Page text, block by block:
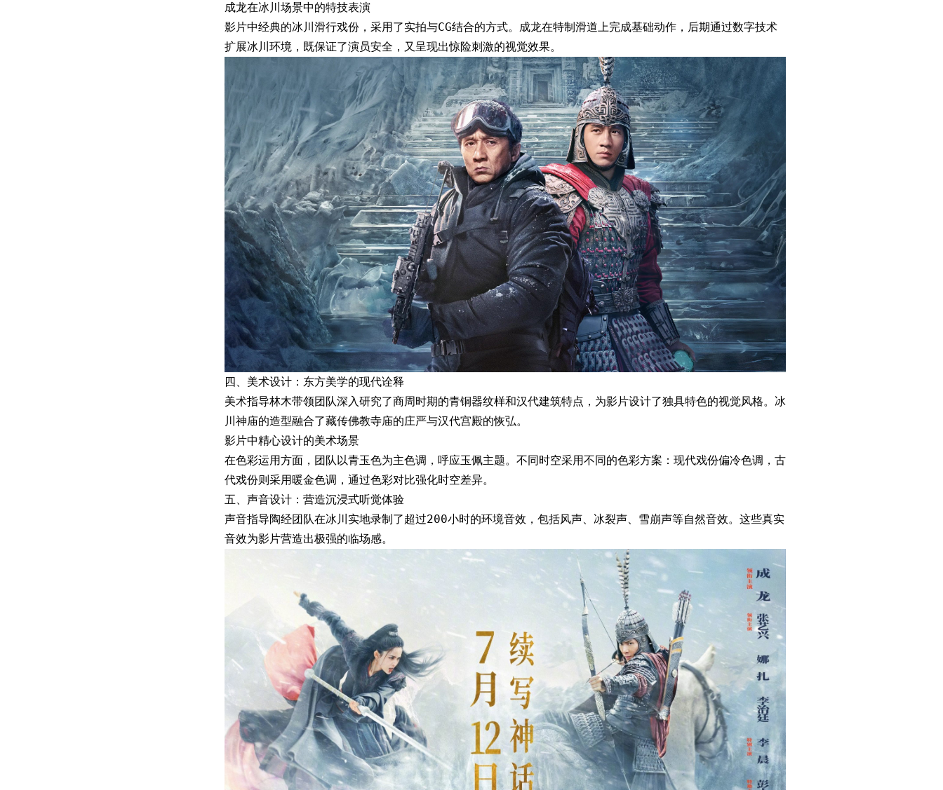
成龙在冰川场景中的特技表演
影片中经典的冰川滑行戏份，采用了实拍与CG结合的方式。成龙在特制滑道上完成基础动作，后期通过数字技术
扩展冰川环境，既保证了演员安全，又呈现出惊险刺激的视觉效果。
四、美术设计：东方美学的现代诠释
美术指导林木带领团队深入研究了商周时期的青铜器纹样和汉代建筑特点，为影片设计了独具特色的视觉风格。冰
川神庙的造型融合了藏传佛教寺庙的庄严与汉代宫殿的恢弘。
影片中精心设计的美术场景
在色彩运用方面，团队以青玉色为主色调，呼应玉佩主题。不同时空采用不同的色彩方案：现代戏份偏冷色调，古
代戏份则采用暖金色调，通过色彩对比强化时空差异。
五、声音设计：营造沉浸式听觉体验
声音指导陶经团队在冰川实地录制了超过200小时的环境音效，包括风声、冰裂声、雪崩声等自然音效。这些真实
音效为影片营造出极强的临场感。